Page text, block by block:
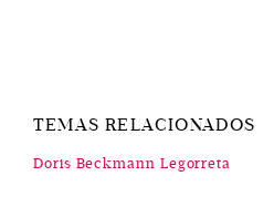
TEMAS RELACIONADOS
Doris Beckmann Legorreta